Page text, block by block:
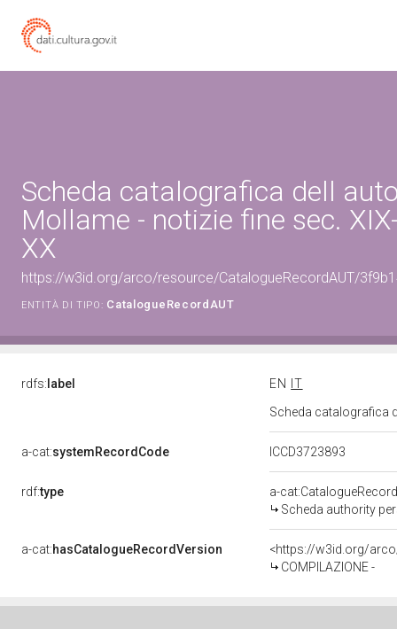
Scheda catalografica dell
Mollame - notizie fine sec.
XX
https://w3id.org/arco/resource/CatalogueRecordAUT/
ENTITÀ DI TIPO: CatalogueRecordAUT
rdfs: label EN
IT
Scheda catalografica
a-cat:systemRecordCode ICCD3723893
rdf:type
a-
Scheda authority
a-cat:hasCatalogueRecordVersion
COMPILAZIONE -